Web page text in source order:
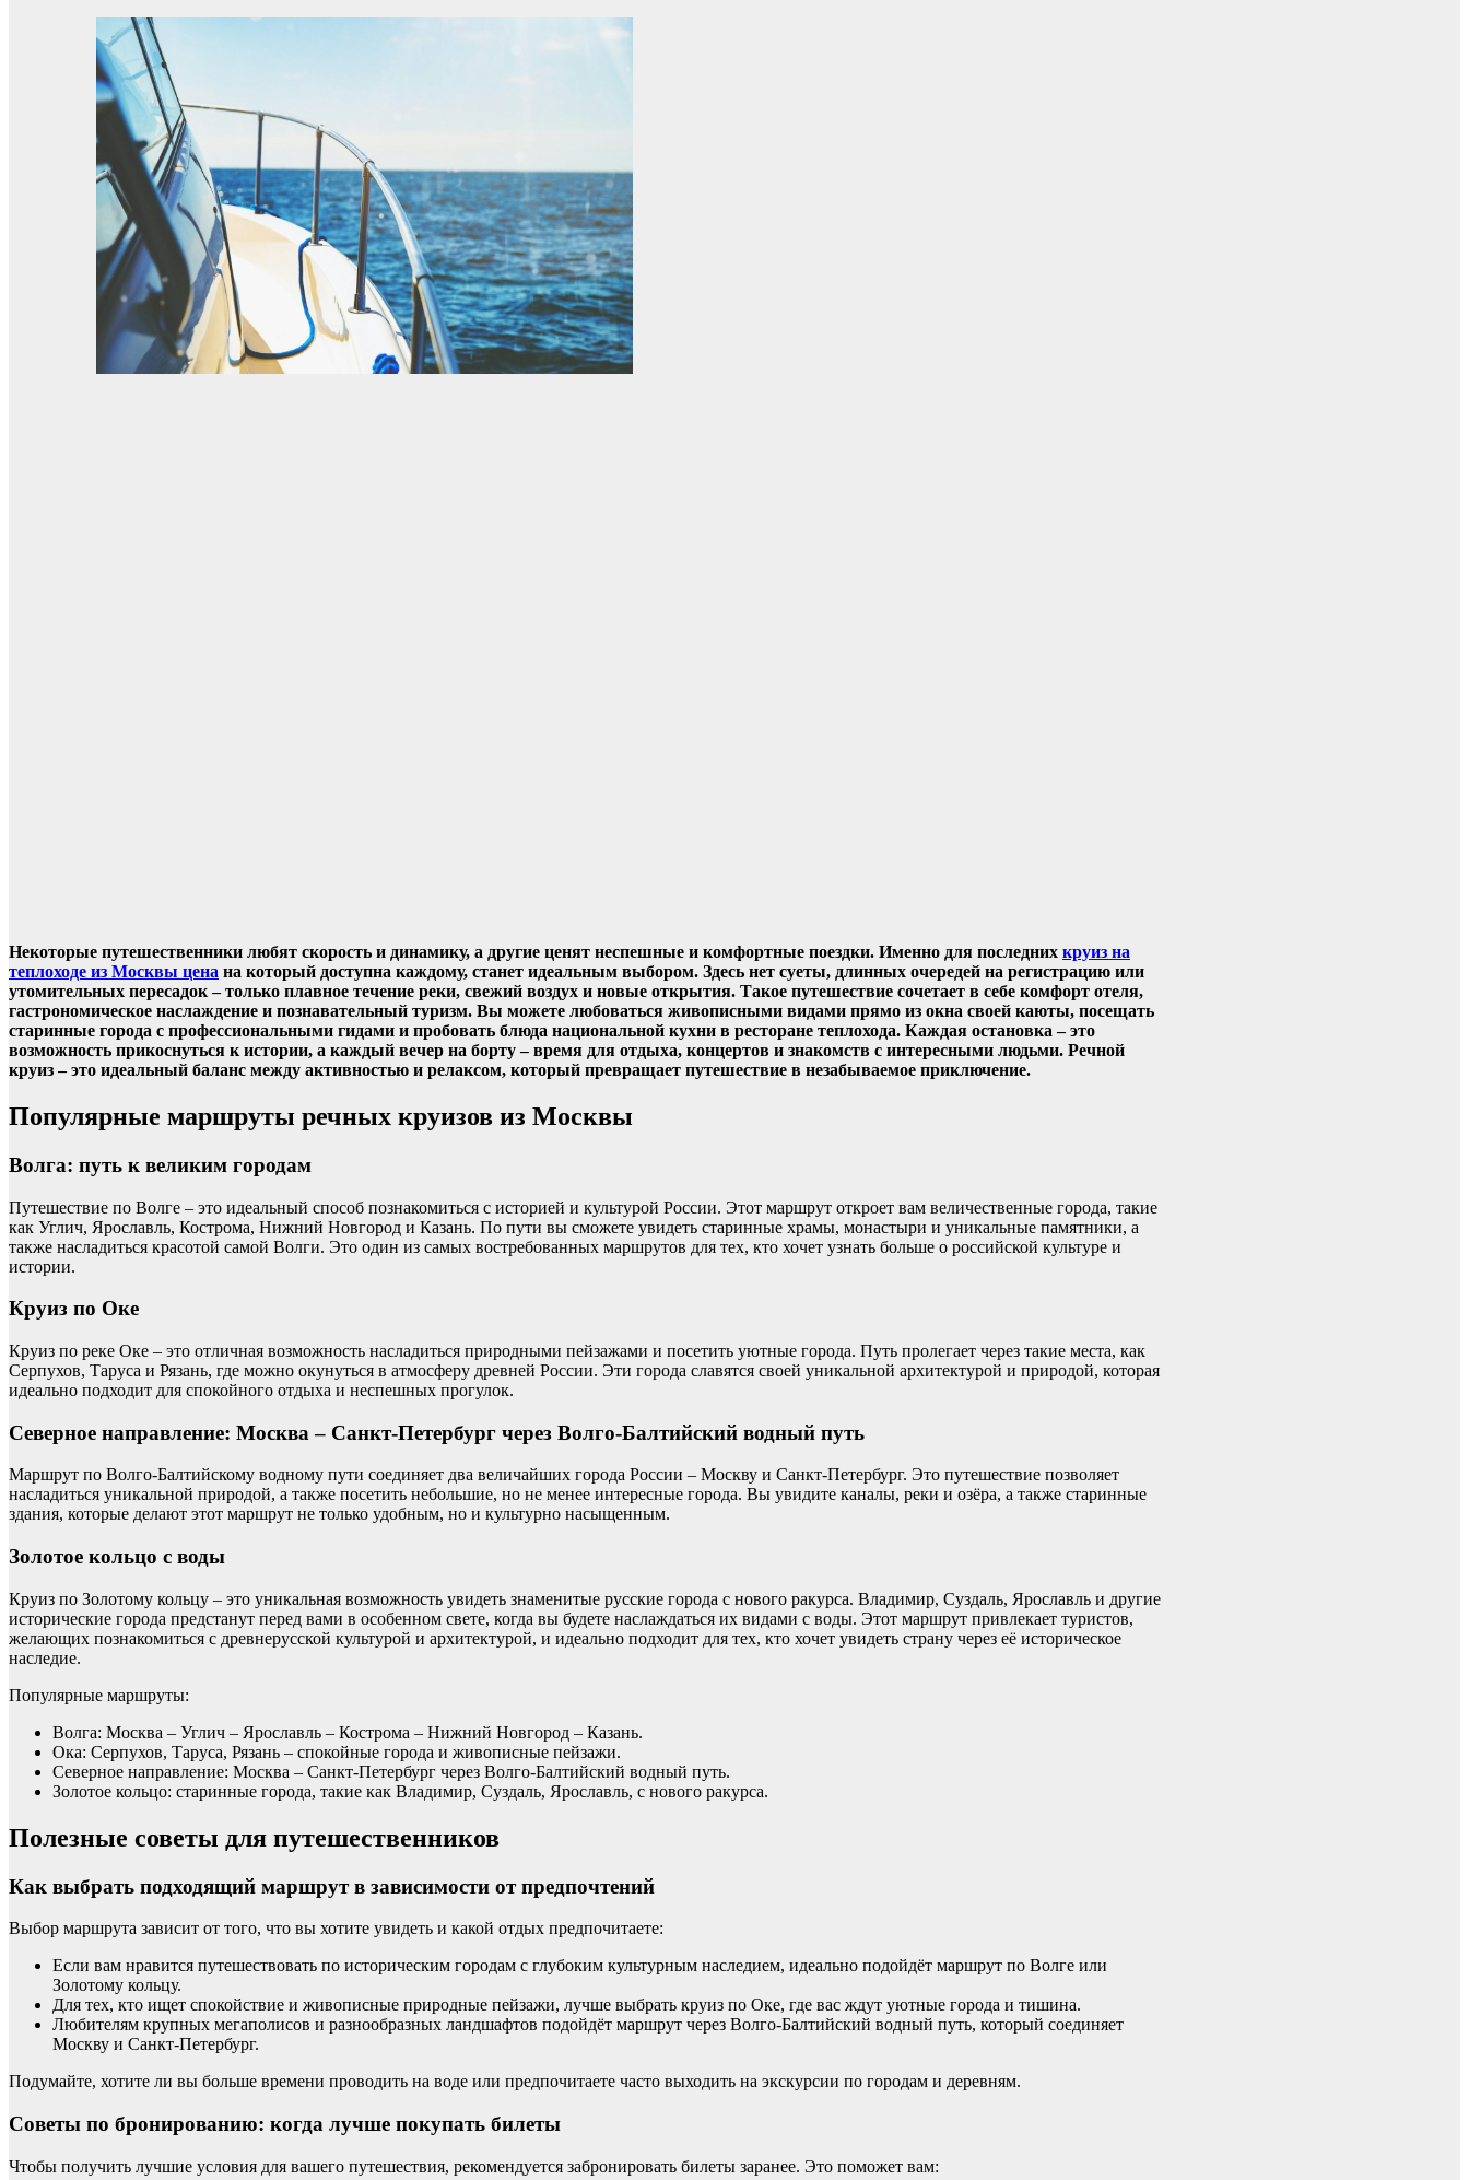
Некоторые путешественники любят скорость и динамику, а другие ценят неспешные и комфортные поездки. Именно для последних круиз на
теплоходе из Москвы цена на который доступна каждому, станет идеальным выбором. Здесь нет суеты, длинных очередей на регистрацию или
утомительных пересадок – только плавное течение реки, свежий воздух и новые открытия. Такое путешествие сочетает в себе комфорт отеля,
гастрономическое наслаждение и познавательный туризм. Вы можете любоваться живописными видами прямо из окна своей каюты, посещать
старинные города с профессиональными гидами и пробовать блюда национальной кухни в ресторане теплохода. Каждая остановка – это
возможность прикоснуться к истории, а каждый вечер на борту – время для отдыха, концертов и знакомств с интересными людьми. Речной
круиз – это идеальный баланс между активностью и релаксом, который превращает путешествие в незабываемое приключение.
Популярные маршруты речных круизов из Москвы
Волга: путь к великим городам
Путешествие по Волге – это идеальный способ познакомиться с историей и культурой России. Этот маршрут откроет вам величественные города, такие
как Углич, Ярославль, Кострома, Нижний Новгород и Казань. По пути вы сможете увидеть старинные храмы, монастыри и уникальные памятники, а
также насладиться красотой самой Волги. Это один из самых востребованных маршрутов для тех, кто хочет узнать больше о российской культуре и
истории.
Круиз по Оке
Круиз по реке Оке – это отличная возможность насладиться природными пейзажами и посетить уютные города. Путь пролегает через такие места, как
Серпухов, Таруса и Рязань, где можно окунуться в атмосферу древней России. Эти города славятся своей уникальной архитектурой и природой, которая
идеально подходит для спокойного отдыха и неспешных прогулок.
Северное направление: Москва – Санкт-Петербург через Волго-Балтийский водный путь
Маршрут по Волго-Балтийскому водному пути соединяет два величайших города России – Москву и Санкт-Петербург. Это путешествие позволяет
насладиться уникальной природой, а также посетить небольшие, но не менее интересные города. Вы увидите каналы, реки и озёра, а также старинные
здания, которые делают этот маршрут не только удобным, но и культурно насыщенным.
Золотое кольцо с воды
Круиз по Золотому кольцу – это уникальная возможность увидеть знаменитые русские города с нового ракурса. Владимир, Суздаль, Ярославль и другие
исторические города предстанут перед вами в особенном свете, когда вы будете наслаждаться их видами с воды. Этот маршрут привлекает туристов,
желающих познакомиться с древнерусской культурой и архитектурой, и идеально подходит для тех, кто хочет увидеть страну через её историческое
наследие.
Популярные маршруты:
Волга: Москва – Углич – Ярославль – Кострома – Нижний Новгород – Казань.
Ока: Серпухов, Таруса, Рязань – спокойные города и живописные пейзажи.
Северное направление: Москва – Санкт-Петербург через Волго-Балтийский водный путь.
Золотое кольцо: старинные города, такие как Владимир, Суздаль, Ярославль, с нового ракурса.
Полезные советы для путешественников
Как выбрать подходящий маршрут в зависимости от предпочтений
Выбор маршрута зависит от того, что вы хотите увидеть и какой отдых предпочитаете:
Если вам нравится путешествовать по историческим городам с глубоким культурным наследием, идеально подойдёт маршрут по Волге или
Золотому кольцу.
Для тех, кто ищет спокойствие и живописные природные пейзажи, лучше выбрать круиз по Оке, где вас ждут уютные города и тишина.
Любителям крупных мегаполисов и разнообразных ландшафтов подойдёт маршрут через Волго-Балтийский водный путь, который соединяет
Москву и Санкт-Петербург.
Подумайте, хотите ли вы больше времени проводить на воде или предпочитаете часто выходить на экскурсии по городам и деревням.
Советы по бронированию: когда лучше покупать билеты
Чтобы получить лучшие условия для вашего путешествия, рекомендуется забронировать билеты заранее. Это поможет вам: